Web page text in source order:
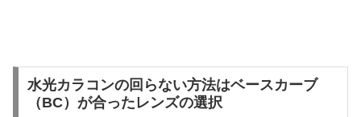
水光カラコンの回らない方法はベースカーブ
（BC）が合ったレンズの選択